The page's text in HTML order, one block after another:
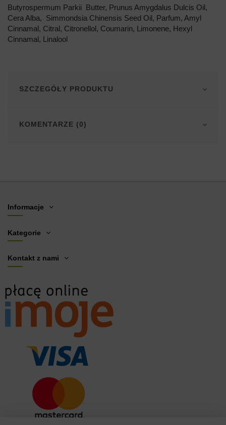
Butyrospermum Parkii Butter, Prunus Amygdalus Dulcis Oil,
Cera Alba, Simmondsia Chinensis Seed Oil, Parfum, Amyl
Cinnamal, Citral, Citronellol, Coumarin, Limonene, Hexyl
Cinnamal, Linalool
SZCZEGÓŁY PRODUKTU
KOMENTARZE (0)
Informacje
Kategorie
Kontakt z nami